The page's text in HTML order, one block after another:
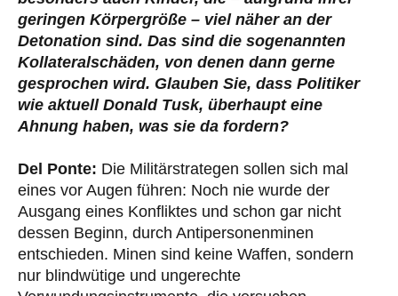
geringen Körpergröße – viel näher an der
Detonation sind. Das sind die sogenannten
Kollateralschäden, von denen dann gerne
gesprochen wird. Glauben Sie, dass Politiker
wie aktuell Donald Tusk, überhaupt eine
Ahnung haben, was sie da fordern?
Del Ponte: Die Militärstrategen sollen sich mal
eines vor Augen führen: Noch nie wurde der
Ausgang eines Konfliktes und schon gar nicht
dessen Beginn, durch Antipersonenminen
entschieden. Minen sind keine Waffen, sondern
nur blindwütige und ungerechte